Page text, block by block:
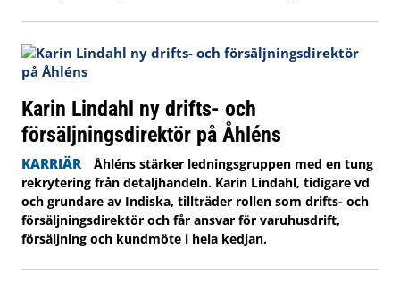
Karin Lindahl ny drifts- och
försäljningsdirektör på Åhléns
KARRIÄR
Åhléns stärker ledningsgruppen med en tung
rekrytering från detaljhandeln. Karin Lindahl, tidigare vd
och grundare av Indiska, tillträder rollen som drifts- och
försäljningsdirektör och får ansvar för varuhusdrift,
försäljning och kundmöte i hela kedjan.